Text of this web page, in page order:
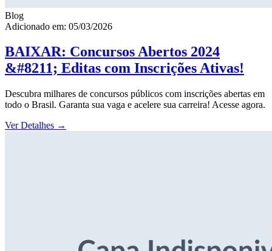
Blog
Adicionado em: 05/03/2026
BAIXAR: Concursos Abertos 2024
&#8211; Editas com Inscrições Ativas!
Descubra milhares de concursos públicos com inscrições abertas em
todo o Brasil. Garanta sua vaga e acelere sua carreira! Acesse agora.
Ver Detalhes →